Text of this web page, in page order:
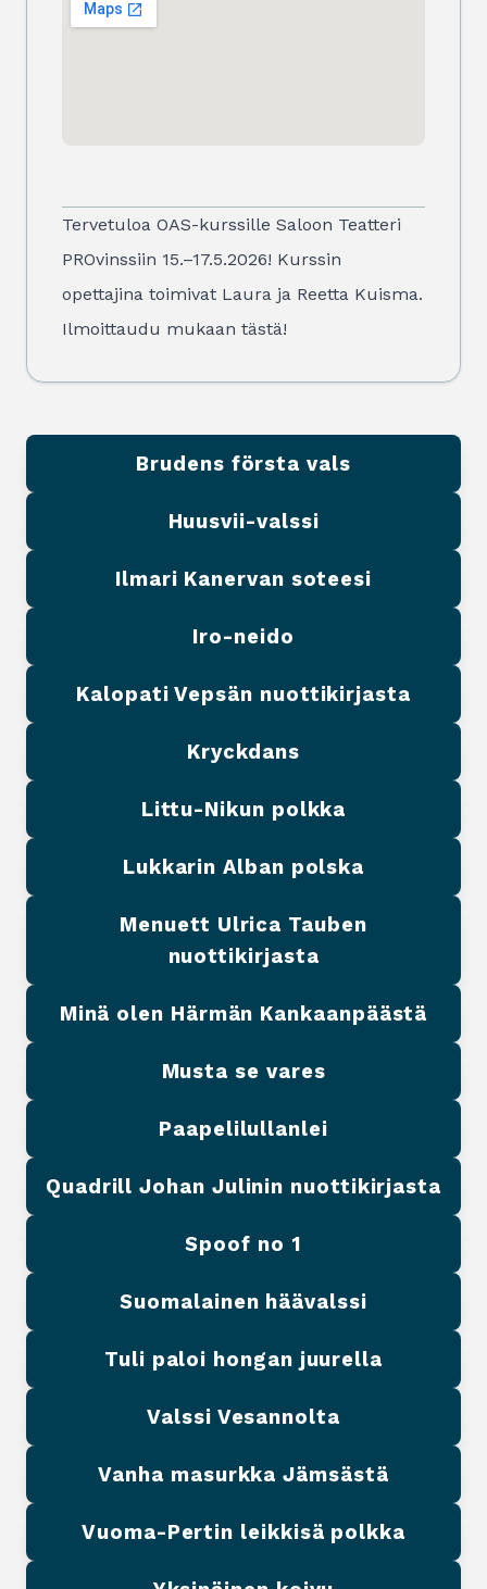
Tervetuloa OAS-kurssille Saloon Teatteri
PROvinssiin 15.–17.5.2026! Kurssin
opettajina toimivat Laura ja Reetta Kuisma.
Ilmoittaudu mukaan tästä!
Brudens första vals
Huusvii-valssi
Ilmari Kanervan soteesi
Iro-neido
Kalopati Vepsän nuottikirjasta
Kryckdans
Littu-Nikun polkka
Lukkarin Alban polska
Menuett Ulrica Tauben
nuottikirjasta
Minä olen Härmän Kankaanpäästä
Musta se vares
Paapelilullanlei
Quadrill Johan Julinin nuottikirjasta
Spoof no 1
Suomalainen häävalssi
Tuli paloi hongan juurella
Valssi Vesannolta
Vanha masurkka Jämsästä
Vuoma-Pertin leikkisä polkka